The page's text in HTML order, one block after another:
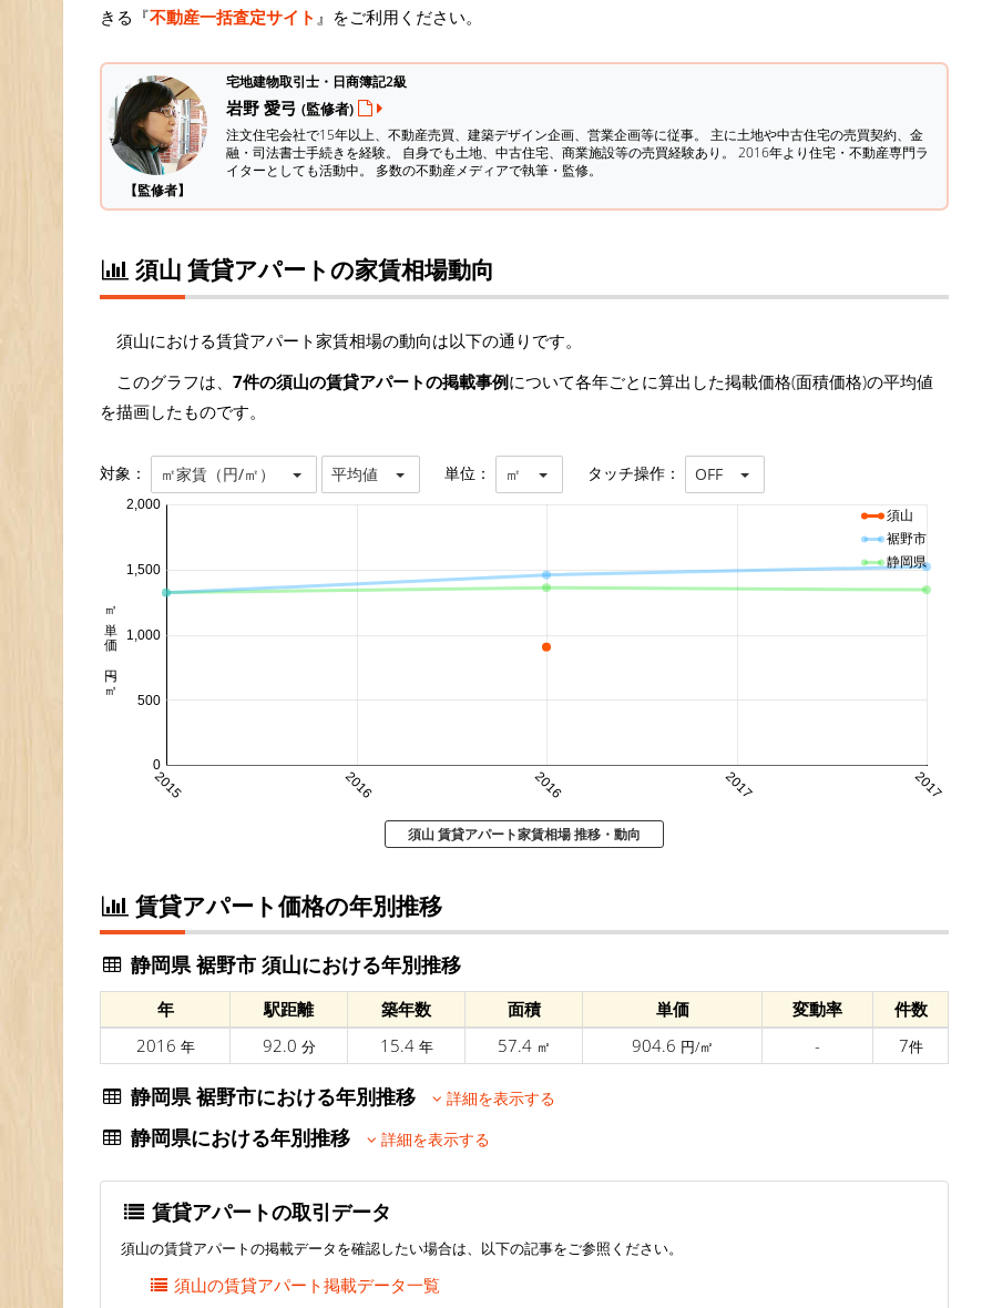
きる『不動産一括査定サイト 』をご利用ください。
【監修者】
宅地建物取引士・日商簿記2級
岩野 愛弓 (監修者)
注文住宅会社で15年以上、不動産売買、建築デザイン企画、営業企画等に従事。 主に土地や中古住宅の売買契約、金
融・司法書士手続きを経験。 自身でも土地、中古住宅、商業施設等の売買経験あり。 2016年より住宅・不動産専門ラ
イターとしても活動中。 多数の不動産メディアで執筆・監修。
須山 賃貸アパートの家賃相場動向
須山における賃貸アパート家賃相場の動向は以下の通りです。
このグラフは、 7件の須山の賃貸アパートの掲載事例について各年ごとに算出した掲載価格(面積価格)の平均値
を描画したものです。
対象： ㎡家賃（円/㎡） 平均値 単位： ㎡ タッチ操作： OFF
2015 2016 2016 2017 2017
0
500
1,000
1,500
2,000
㎡単価 円/㎡
須山
裾野市
静岡県
須山 賃貸アパート家賃相場 推移・動向
賃貸アパート価格の年別推移
静岡県 裾野市 須山における年別推移
年 駅距離 築年数 面積 単価 変動率
件数
2016 年 92.0 分 15.4 年 57.4 ㎡ 904.6 円/㎡ - 7件
静岡県 裾野市における年別推移 詳細を表示する
静岡県における年別推移 詳細を表示する
賃貸アパートの取引データ
須山の賃貸アパートの掲載データを確認したい場合は、以下の記事をご参照ください。
須山の賃貸アパート掲載データ一覧